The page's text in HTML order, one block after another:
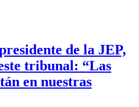
de la JEP,
tribunal: “Las
en nuestras